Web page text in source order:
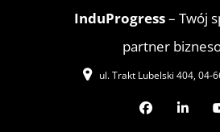
InduProgress– Twój
partner
ul. Trakt Lubelski 404, 04-